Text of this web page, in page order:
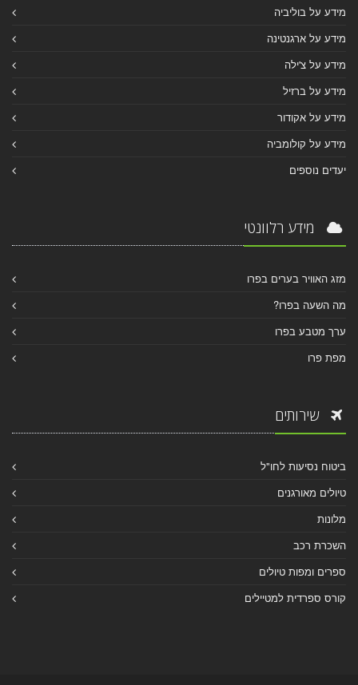
מידע על בוליביה
מידע על ארגנטינה
מידע על צ'ילה
מידע על ברזיל
מידע על אקודור
מידע על קולומביה
יעדים נוספים
מידע רלוונטי
מזג האוויר בערים בפרו
מה השעה בפרו?
ערך מטבע בפרו
מפת פרו
שירותים
ביטוח נסיעות לחו"ל
טיולים מאורגנים
מלונות
השכרת רכב
ספרים ומפות טיולים
קורס ספרדית למטיילים